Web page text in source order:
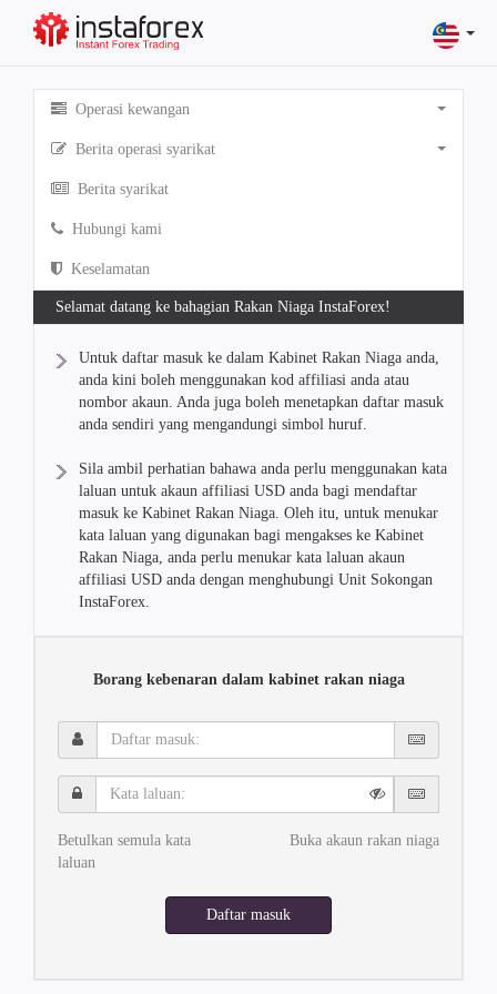
Operasi kewangan
Berita operasi syarikat
Berita syarikat
Hubungi kami
Keselamatan
Selamat datang ke bahagian Rakan Niaga InstaForex!
Untuk daftar masuk ke dalam Kabinet Rakan Niaga anda,
anda kini boleh menggunakan kod affiliasi anda atau
nombor akaun. Anda juga boleh menetapkan daftar masuk
anda sendiri yang mengandungi simbol huruf.
Sila ambil perhatian bahawa anda perlu menggunakan kata
laluan untuk akaun affiliasi USD anda bagi mendaftar
masuk ke Kabinet Rakan Niaga. Oleh itu, untuk menukar
kata laluan yang digunakan bagi mengakses ke Kabinet
Rakan Niaga, anda perlu menukar kata laluan akaun
affiliasi USD anda dengan menghubungi Unit Sokongan
InstaForex.
Borang kebenaran dalam kabinet rakan niaga
Daftar
masuk:
Kata
laluan:
Betulkan semula kata
laluan
Buka akaun rakan niaga
Daftar masuk